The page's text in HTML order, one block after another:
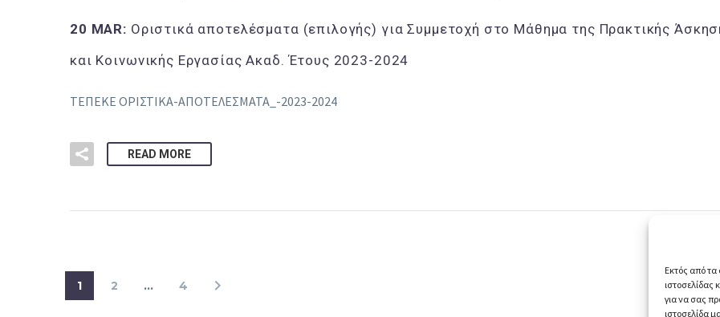
Εκτός από τα
ιστοσελίδας
για να σας
ιστοσελίδα
20 MAR: Οριστικά αποτελέσματα (επιλογής) για Συμμετοχή στο Μάθημα της Πρακτικής
και Κοινωνικής Εργασίας Ακαδ. Έτους 2023-2024
ΤΕΠΕΚΕ ΟΡΙΣΤΙΚΑ-ΑΠΟΤΕΛΕΣΜΑΤΑ_-2023-2024
READ MORE
1 2 … 4